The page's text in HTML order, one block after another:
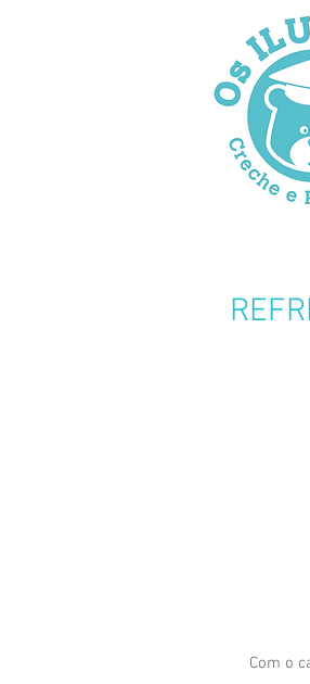
Com o